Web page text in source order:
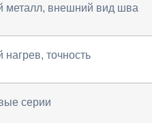
металл, внешний вид шва
точность
серии